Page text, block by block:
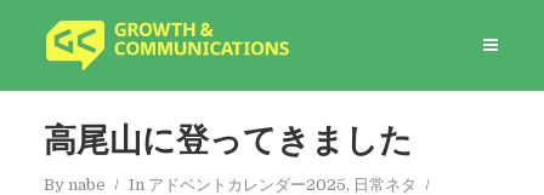
高尾山に登ってきました
By nabe In アドベントカレンダー2025, 日常ネタ